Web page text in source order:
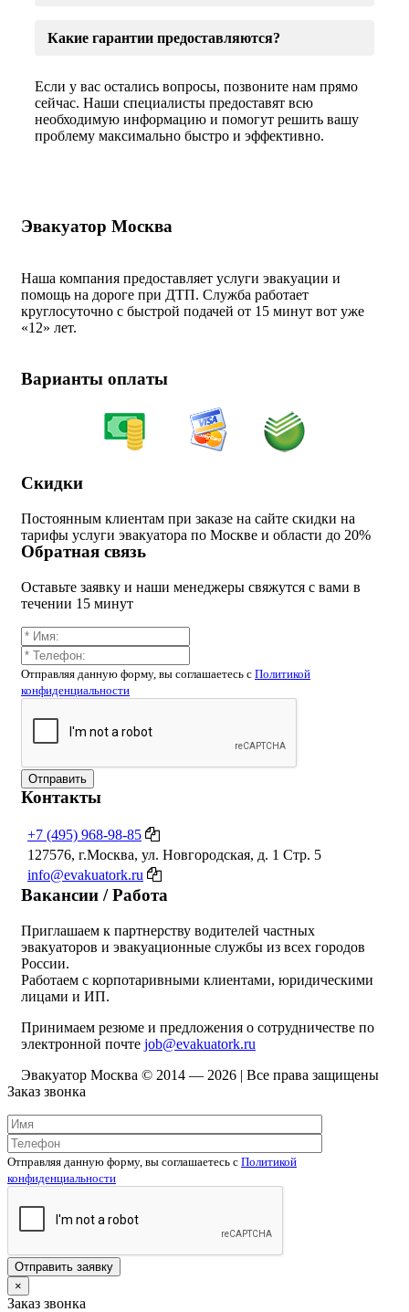
Какие гарантии предоставляются?
Если у вас остались вопросы, позвоните нам прямо
сейчас. Наши специалисты предоставят всю
необходимую информацию и помогут решить вашу
проблему максимально быстро и эффективно.
Эвакуатор Москва
Наша компания предоставляет услуги эвакуации и
помощь на дороге при ДТП. Служба работает
круглосуточно с быстрой подачей от 15 минут вот уже
«12» лет.
Варианты оплаты
Скидки
Постоянным клиентам при заказе на сайте скидки на
тарифы услуги эвакуатора по Москве и области до 20%
Обратная связь
Оставьте заявку и наши менеджеры свяжутся с вами в
течении 15 минут
Отправляя данную форму, вы соглашаетесь c Политикой
конфиденциальности
Отправить
Контакты
+7 (495) 968-98-85
127576, г.Москва, ул. Новгородская, д. 1 Стр. 5
info@evakuatork.ru
Вакансии / Работа
Приглашаем к партнерству водителей частных
эвакуаторов и эвакуационные службы из всех городов
России.
Работаем с корпотаривными клиентами, юридическими
лицами и ИП.
Принимаем резюме и предложения о сотрудничестве по
электронной почте job@evakuatork.ru
Эвакуатор Москва © 2014 — 2026 | Все права защищены
Заказ звонка
Отправляя данную форму, вы соглашаетесь c Политикой
конфиденциальности
×
Заказ звонка